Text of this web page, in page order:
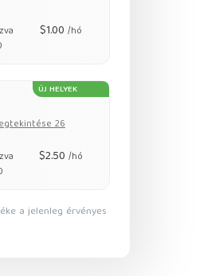
$1.00/hó
ÚJ HELYEK
26
$2.50/hó